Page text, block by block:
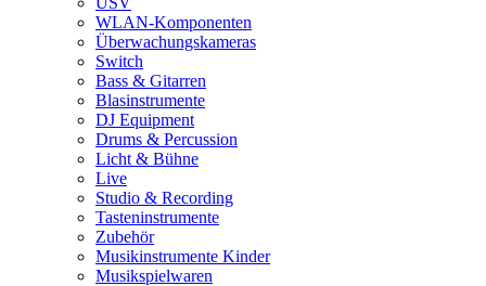
WLAN-Komponenten
Überwachungskameras
Switch
Bass & Gitarren
Blasinstrumente
DJ Equipment
Drums & Percussion
Licht & Bühne
Live
Studio & Recording
Tasteninstrumente
Zubehör
Musikinstrumente Kinder
Musikspielwaren